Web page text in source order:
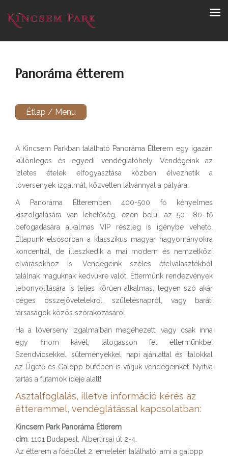
Panoráma étterem
Étlap / Menu
A Kincsem Parkban található Panoráma Étterem egy igazán
különleges és egyedi vendéglátóhely. Vendégeink az
ízletes ételek elfogyasztása közben élvezhetik a
lóversenyek izgalmát, közvetlen látvánnyal a pályára.
A Panoráma Étteremben 400-500 fő kényelmes
kiszolgálására van lehetőség, ezen belül az 50 -80 fő
befogadására alkalmas VIP részleg is igénybe vehető.
Étlapunk elsősorban a klasszikus magyar hagyományokra
koncentrál, de illeszkedik a mai modern és nemzetközi
elvárásokhoz is. Vendégeink széles ételválasztékból
találnak maguknak kedvükre valót. Éttermünk rendezvények
lebonyolítására is teljes körűen alkalmas, legyen szó akár
céges összejövetelekről, születésnapról, vagy baráti
társaságok közös szórakozásáról.
Ha a lóverseny izgalmaiban megéhezett, vagy csak inna
egy finom kávét, látogasson fel éttermünkbe!
Szendvicsekkel, süteményekkel, napi ajánlattal és italokkal
az Ügető és Galopp büfében is várjuk vendégeinket. Nyitva
tartás a futamok ideje alatt!
Asztalfoglalás, illetve információ kérés az
étteremmel, vendéglátással kapcsolatban:
Kincsem Park Panoráma Étterem
cím: 1101 Budapest, Albertirsai út 2-4.
Az étterem a főépület 2. emeletén található, ami a galopp